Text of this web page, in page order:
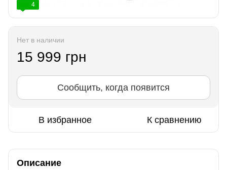
4
Нет в наличии
15 999 грн
Сообщить, когда появится
В избранное К сравнению
Описание